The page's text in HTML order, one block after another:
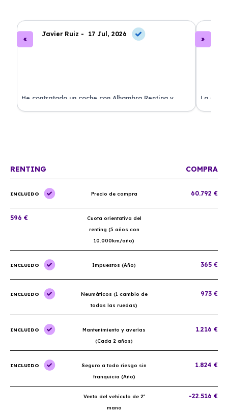
Javier Ruiz - 17 Jul, 2026
He contratado un coche con Alhambra Renting y
estoy impresionado. Todo ha sido transparente y sin
La
RENTING COMPRA
INCLUIDO Precio de compra 60.792 €
596 €
Cuota orientativa del
renting (5 años con
10.000km/año)
INCLUIDO Impuestos (Año) 365 €
INCLUIDO
Neumáticos (1 cambio de
todas las ruedas)
973 €
INCLUIDO
Mantenimiento y averías
(Cada 2 años)
1.216 €
INCLUIDO
Seguro a todo riesgo sin
franquicia (Año)
1.824 €
Venta del vehículo de 2ª
mano
-22.516 €